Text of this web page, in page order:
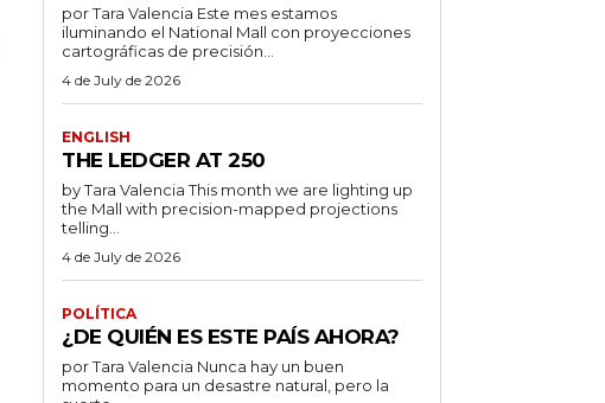
por Tara Valencia Este mes estamos
iluminando el National Mall con proyecciones
cartográficas de precisión...
4 de July de 2026
ENGLISH
THE LEDGER AT 250
by Tara Valencia This month we are lighting up
the Mall with precision-mapped projections
telling...
4 de July de 2026
POLÍTICA
¿DE QUIÉN ES ESTE PAÍS AHORA?
por Tara Valencia Nunca hay un buen
momento para un desastre natural, pero la